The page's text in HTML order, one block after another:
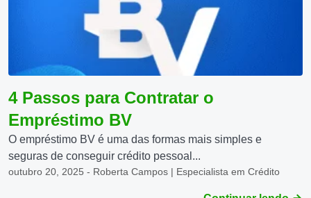
4 Passos para Contratar o
Empréstimo BV
O empréstimo BV é uma das formas mais simples e
seguras de conseguir crédito pessoal...
outubro 20, 2025 - Roberta Campos | Especialista em Crédito